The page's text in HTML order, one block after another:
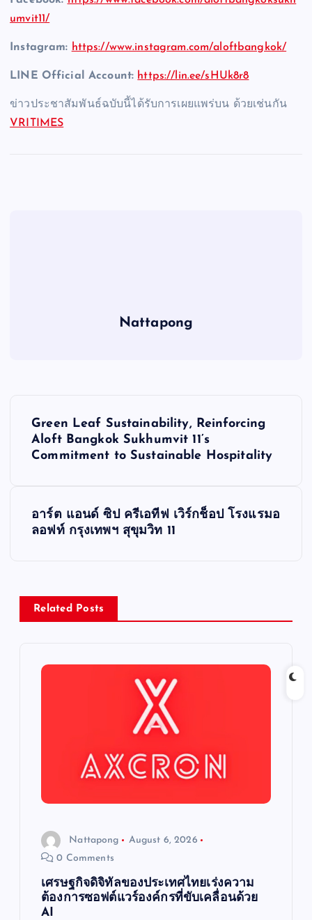
umvit11/
Instagram: https://www.instagram.com/aloftbangkok/
LINE Official Account: https://lin.ee/sHUk8r8
ข่าวประชาสัมพันธ์ฉบับนี้ได้รับการเผยแพร่บน ด้วยเช่นกัน
VRITIMES
Nattapong
v
Green Leaf Sustainability, Reinforcing
Aloft Bangkok Sukhumvit 11’s
Commitment to Sustainable Hospitality
อาร์ต แอนด์ ซิป ครีเอทีฟ เวิร์กช็อป โรงแรมอ
ลอฟท์ กรุงเทพฯ สุขุมวิท 11
Related Posts
Nattapong
August 6, 2026
0 Comments
เศรษฐกิจดิจิทัลของประเทศไทยเร่งความ
ต้องการซอฟต์แวร์องค์กรที่ขับเคลื่อนด้วย
AI